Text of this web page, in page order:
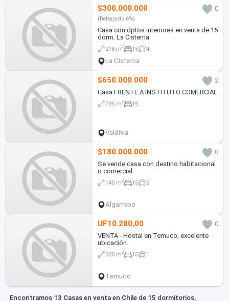
$300.000.000 0
(Rebajado 6%)
Casa con dptos interiores en venta de 15
dorm. La Cisterna
218 m2 15 4
La Cisterna
$650.000.000
2
Casa FRENTE A INSTITUTO COMERCIAL
795 m2 15
Valdivia
$180.000.000
0
Se vende casa con destino habitacional
o comercial
140 m2 15 2
Algarrobo
UF10.280,00
0
VENTA - Hostal en Temuco, excelente
ubicación.
320 m2 15 1
Temuco
Encontramos 13 Casas en venta en Chile de 15 dormitorios,